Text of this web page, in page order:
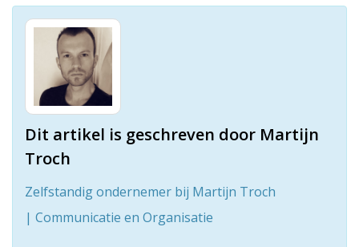
Dit artikel is geschreven door Martijn
Troch
Zelfstandig ondernemer bij Martijn Troch
| Communicatie en Organisatie